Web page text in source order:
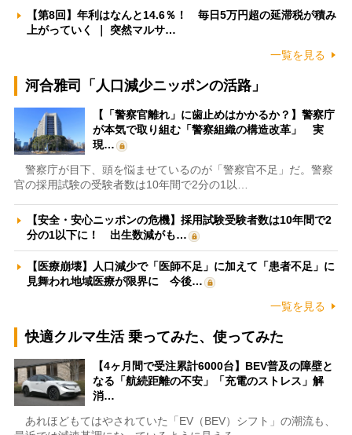
【第8回】年利はなんと14.6％！ 毎日5万円超の延滞税が積み
上がっていく ｜ 突然マルサ…
一覧を見る
河合雅司「人口減少ニッポンの活路」
【「警察官離れ」に歯止めはかかるか？】警察庁
が本気で取り組む「警察組織の構造改革」 実
現…
警察庁が目下、頭を悩ませているのが「警察官不足」だ。警察
官の採用試験の受験者数は10年間で2分の1以…
【安全・安心ニッポンの危機】採用試験受験者数は10年間で2
分の1以下に！ 出生数減がも…
【医療崩壊】人口減少で「医師不足」に加えて「患者不足」に
見舞われ地域医療が限界に 今後…
一覧を見る
快適クルマ生活 乗ってみた、使ってみた
【4ヶ月間で受注累計6000台】BEV普及の障壁と
なる「航続距離の不安」「充電のストレス」解
消…
あれほどもてはやされていた「EV（BEV）シフト」の潮流も、